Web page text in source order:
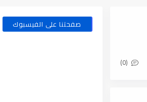
(0)
صفحتنا على الفيسبوك